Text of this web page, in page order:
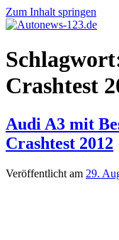
Zum Inhalt springen
Autonews-
123.de
Autonews
mit
Crashtest
Audi A3 mit
Crashtest 2012
Veröffentlicht am 29.